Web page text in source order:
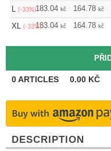
L (-33%)183.04 kč 164.78 kč
XL (-33%)183.04 kč 164.78 kč
0ARTICLES 0.00 KČ
DESCRIPTION